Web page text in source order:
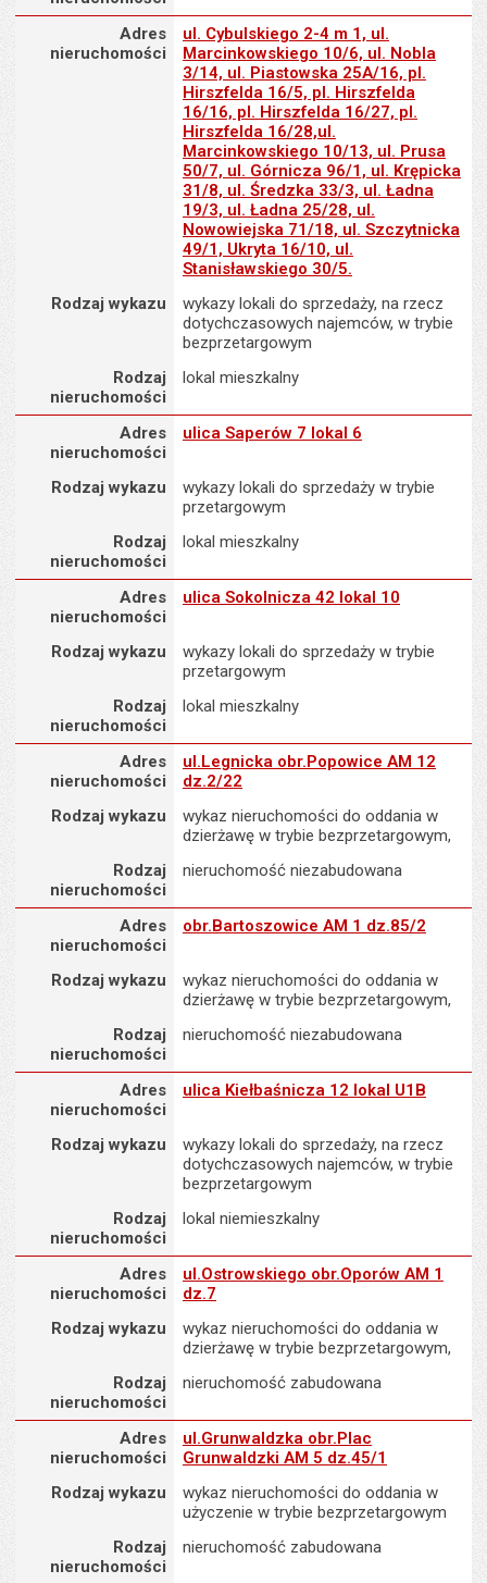
Adres nieruchomości
Adres
nieruchomości
ul. Cybulskiego 2-4 m 1, ul.
Marcinkowskiego 10/6, ul. Nobla
3/14, ul. Piastowska 25A/16, pl.
Hirszfelda 16/5, pl. Hirszfelda
16/16, pl. Hirszfelda 16/27, pl.
Hirszfelda 16/28,ul.
Marcinkowskiego 10/13, ul. Prusa
50/7, ul. Górnicza 96/1, ul. Krępicka
31/8, ul. Średzka 33/3, ul. Ładna
19/3, ul. Ładna 25/28, ul.
Nowowiejska 71/18, ul. Szczytnicka
49/1, Ukryta 16/10, ul.
Stanisławskiego 30/5.
Rodzaj wykazu
wykazy lokali do sprzedaży, na rzecz
dotychczasowych najemców, w trybie
bezprzetargowym
Rodzaj
nieruchomości
lokal mieszkalny
Adres nieruchomości
Adres
nieruchomości
ulica Saperów 7 lokal 6
Rodzaj wykazu
wykazy lokali do sprzedaży w trybie
przetargowym
Rodzaj
nieruchomości
lokal mieszkalny
Adres nieruchomości
Adres
nieruchomości
ulica Sokolnicza 42 lokal 10
Rodzaj wykazu
wykazy lokali do sprzedaży w trybie
przetargowym
Rodzaj
nieruchomości
lokal mieszkalny
Adres nieruchomości
Adres
nieruchomości
ul.Legnicka obr.Popowice AM 12
dz.2/22
Rodzaj wykazu
wykaz nieruchomości do oddania w
dzierżawę w trybie bezprzetargowym,
Rodzaj
nieruchomości
nieruchomość niezabudowana
Adres nieruchomości
Adres
nieruchomości
obr.Bartoszowice AM 1 dz.85/2
Rodzaj wykazu
wykaz nieruchomości do oddania w
dzierżawę w trybie bezprzetargowym,
Rodzaj
nieruchomości
nieruchomość niezabudowana
Adres nieruchomości
Adres
nieruchomości
ulica Kiełbaśnicza 12 lokal U1B
Rodzaj wykazu
wykazy lokali do sprzedaży, na rzecz
dotychczasowych najemców, w trybie
bezprzetargowym
Rodzaj
nieruchomości
lokal niemieszkalny
Adres nieruchomości
Adres
nieruchomości
ul.Ostrowskiego obr.Oporów AM 1
dz.7
Rodzaj wykazu
wykaz nieruchomości do oddania w
dzierżawę w trybie bezprzetargowym,
Rodzaj
nieruchomości
nieruchomość zabudowana
Adres nieruchomości
Adres
nieruchomości
ul.Grunwaldzka obr.Plac
Grunwaldzki AM 5 dz.45/1
Rodzaj wykazu
wykaz nieruchomości do oddania w
użyczenie w trybie bezprzetargowym
Rodzaj
nieruchomości
nieruchomość zabudowana